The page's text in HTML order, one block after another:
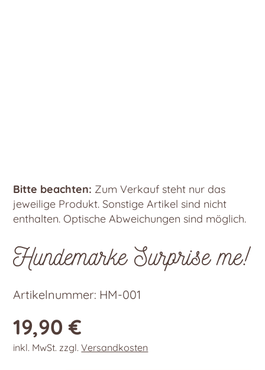
Bitte beachten: Zum Verkauf steht nur das
jeweilige Produkt. Sonstige Artikel sind nicht
enthalten. Optische Abweichungen sind möglich.
Hundemarke Surprise me!
Artikelnummer: HM-001
19,90€
inkl. MwSt. zzgl.Versandkosten